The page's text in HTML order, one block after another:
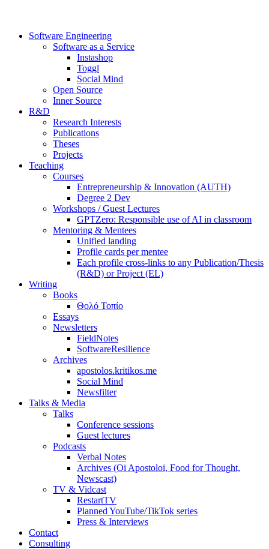
Software Engineering
Software as a Service
Instashop
Toggl
Social Mind
Open Source
Inner Source
R&D
Research Interests
Publications
Theses
Projects
Teaching
Courses
Entrepreneurship & Innovation (AUTH)
Degree 2 Dev
Workshops / Guest Lectures
GPTZero: Responsible use of AI in classroom
Mentoring & Mentees
Unified landing
Profile cards per mentee
Each profile cross-links to any Publication/Thesis
(R&D) or Project (EL)
Writing
Books
Θολό Τοπίο
Essays
Newsletters
FieldNotes
SoftwareResilience
Archives
apostolos.kritikos.me
Social Mind
Newsfilter
Talks & Media
Talks
Conference sessions
Guest lectures
Podcasts
Verbal Notes
Archives (Oi Apostoloi, Food for Thought,
Newscast)
TV & Vidcast
RestartTV
Planned YouTube/TikTok series
Press & Interviews
Contact
Consulting